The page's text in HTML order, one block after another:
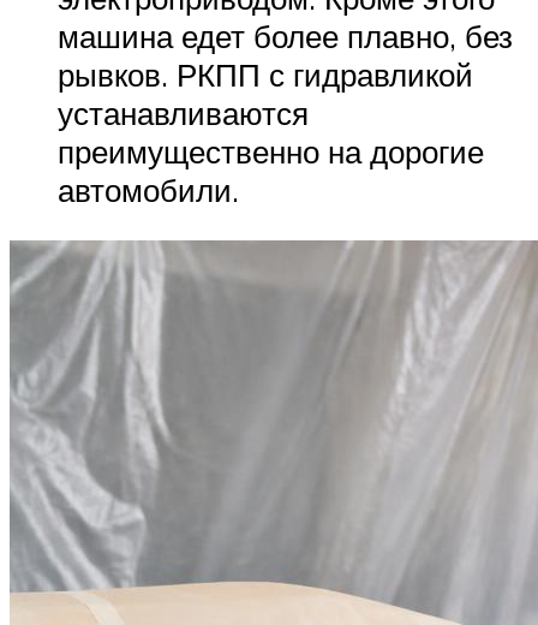
машина едет более плавно, без
рывков. РКПП с гидравликой
устанавливаются
преимущественно на дорогие
автомобили.